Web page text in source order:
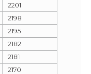
2201
2198
2195
2182
2181
2170